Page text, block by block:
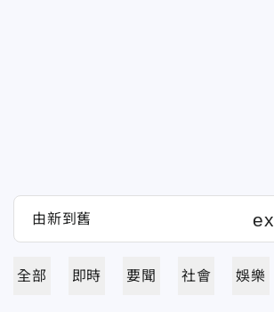
全部 即時 要聞 社會 娛樂